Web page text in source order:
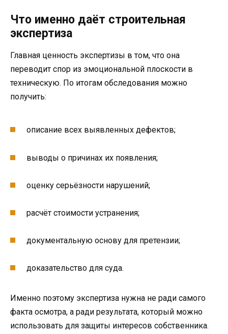
Что именно даёт строительная
экспертиза
Главная ценность экспертизы в том, что она
переводит спор из эмоциональной плоскости в
техническую. По итогам обследования можно
получить:
описание всех выявленных дефектов;
выводы о причинах их появления;
оценку серьёзности нарушений;
расчёт стоимости устранения;
документальную основу для претензии;
доказательство для суда.
Именно поэтому экспертиза нужна не ради самого
факта осмотра, а ради результата, который можно
использовать для защиты интересов собственника.